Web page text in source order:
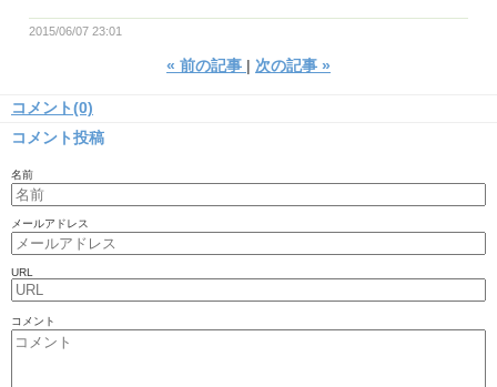
2015/06/07 23:01
« 前の記事 次の記事 »
コメント(0)
コメント投稿
名前
メールアドレス
URL
コメント